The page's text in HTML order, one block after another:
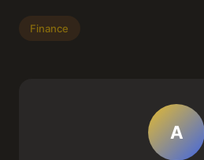
Finance
A